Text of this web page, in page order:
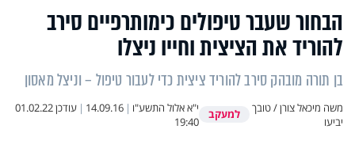
הבחור שעבר טיפולים כימותרפיים סירב
להוריד את הציצית וחייו ניצלו
בן תורה מובהק סירב להוריד ציצית כדי לעבור טיפול – וניצל מאסון
משה מיכאל צורן / טובך
יביעו
למעקב י"א אלול התשע"ו |
14.09.16
| עודכן01.02.22
19:40